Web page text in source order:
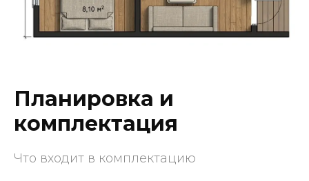
Планировка и
комплектация
Что входит в комплектацию